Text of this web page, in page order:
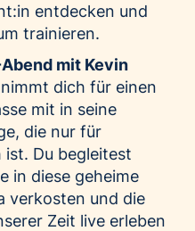
entdecken und
trainieren.
mit Kevin
dich für einen
mit in seine
die nur für
Du begleitest
in diese geheime
verkosten und die
Zeit live erleben